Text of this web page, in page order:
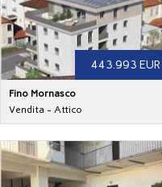
443.993 EUR
Fino Mornasco
Vendita - Attico